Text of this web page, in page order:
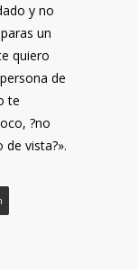
y no
un
quiero
de
te
?no
vista?».